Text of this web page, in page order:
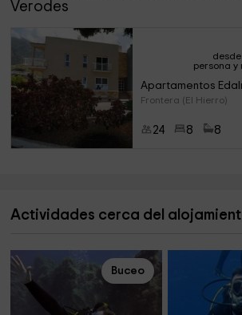
Verodes
desde
persona y
Apartamentos
Frontera (El Hierro)
24 8 8
Actividades cerca del
Buceo